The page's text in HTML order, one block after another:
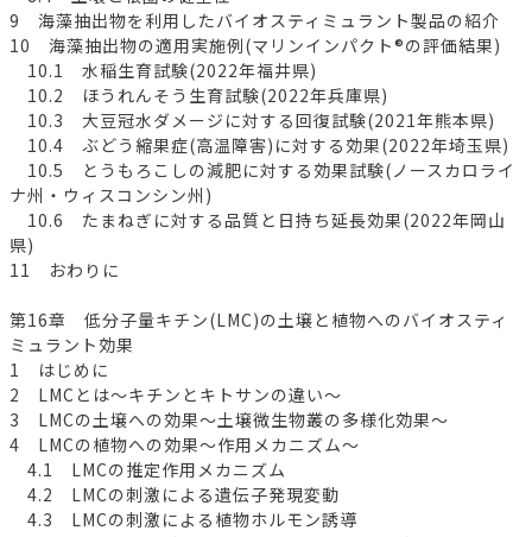
9 海藻抽出物を利用したバイオスティミュラント製品の紹介
10 海藻抽出物の適用実施例(マリンインパクト®の評価結果)
10.1 水稲生育試験(2022年福井県)
10.2 ほうれんそう生育試験(2022年兵庫県)
10.3 大豆冠水ダメージに対する回復試験(2021年熊本県)
10.4 ぶどう縮果症(高温障害)に対する効果(2022年埼玉県)
10.5 とうもろこしの減肥に対する効果試験(ノースカロライ
ナ州・ウィスコンシン州)
10.6 たまねぎに対する品質と日持ち延長効果(2022年岡山
県)
11 おわりに
第16章 低分子量キチン(LMC)の土壌と植物へのバイオスティ
ミュラント効果
1 はじめに
2 LMCとは～キチンとキトサンの違い～
3 LMCの土壌への効果～土壌微生物叢の多様化効果～
4 LMCの植物への効果～作用メカニズム～
4.1 LMCの推定作用メカニズム
4.2 LMCの刺激による遺伝子発現変動
4.3 LMCの刺激による植物ホルモン誘導